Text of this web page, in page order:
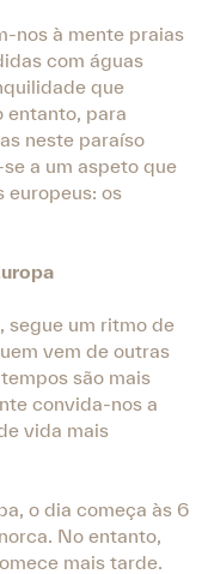
nos à mente praias
com águas
que
entanto, para
neste paraíso
a um aspeto que
europeus: os
segue um ritmo de
vem de outras
são mais
convida-nos a
vida mais
o dia começa às 6
No entanto,
mais tarde.